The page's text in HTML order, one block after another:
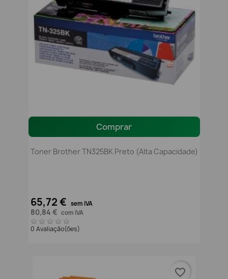
Comprar
Toner Brother TN325BK Preto (alta Capacidade)
65,72 € sem IVA
80,84 € com IVA
0 Avaliação(ões)
favorite_border